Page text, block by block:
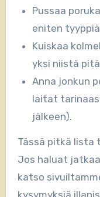
Pussaa
eniten
Kuiskaa
yksi niistä
Anna jonkun
laitat
jälkeen).
Tässä pitkä lista
Jos haluat
katso